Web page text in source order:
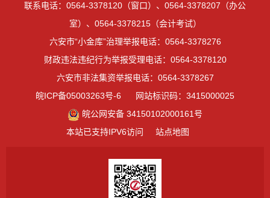
联系电话：0564-3378120（窗口）、0564-3378207（办公
室）、0564-3378215（会计考试）
六安市“小金库”治理举报电话：0564-3378276
财政违法违纪行为举报受理电话：0564-3378120
六安市非法集资举报电话：0564-3378267
皖ICP备05003263号-6
网站标识码：3415000025
皖公网安备 34150102000161号
本站已支持IPV6访问
站点地图